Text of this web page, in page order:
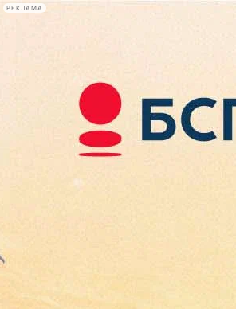
РЕКЛАМА
Сегодня:
2026.08.08
22:41
Афиша Plus